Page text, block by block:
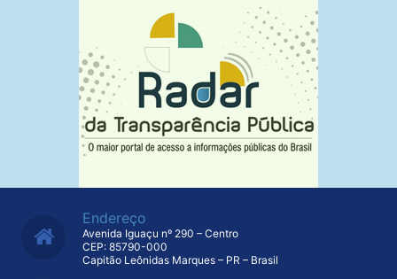
Endereço
Avenida Iguaçu nº 290 – Centro
CEP: 85790-000
Capitão Leônidas Marques – PR – Brasil